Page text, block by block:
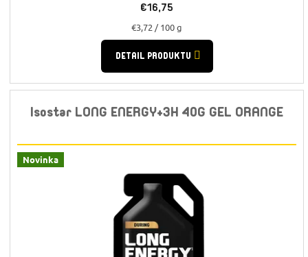
€16,75
Jednotková
cena:
€3,72 / 100 g
DETAIL PRODUKTU
Isostar LONG ENERGY+3H 40G GEL ORANGE
Novinka